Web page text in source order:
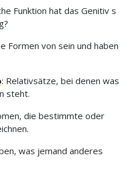
Funktion hat das Genitiv s
Formen von sein und haben
: Relativsätze, bei denen was
steht.
die bestimmte oder
was jemand anderes